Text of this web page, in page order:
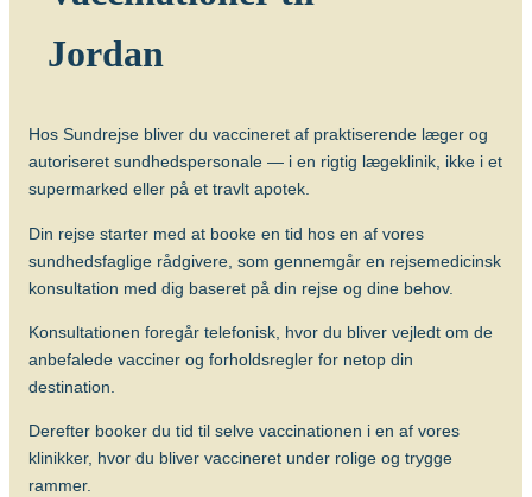
Om sygdommen
Vacciner
Rabiesvaccine (Rabipur)
Jordan
Hos Sundrejse bliver du vaccineret af praktiserende læger og
autoriseret sundhedspersonale — i en rigtig lægeklinik, ikke i et
supermarked eller på et travlt apotek.
Din rejse starter med at booke en tid hos en af vores
sundhedsfaglige rådgivere, som gennemgår en rejsemedicinsk
konsultation med dig baseret på din rejse og dine behov.
Konsultationen foregår telefonisk, hvor du bliver vejledt om de
anbefalede vacciner og forholdsregler for netop din
destination.
Derefter booker du tid til selve vaccinationen i en af vores
klinikker, hvor du bliver vaccineret under rolige og trygge
rammer.